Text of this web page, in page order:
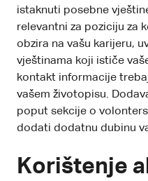
istaknuti posebne
relevantni za poziciju za
obzira na vašu karijeru,
vještinama koji ističe
kontakt informacije
vašem životopisu.
poput sekcije o
dodati dodatnu dubinu
Korištenje